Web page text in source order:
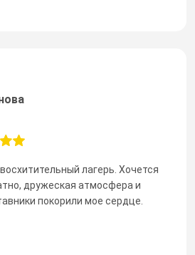
лагерь. Хочется
дружеская атмосфера и
покорили мое сердце.